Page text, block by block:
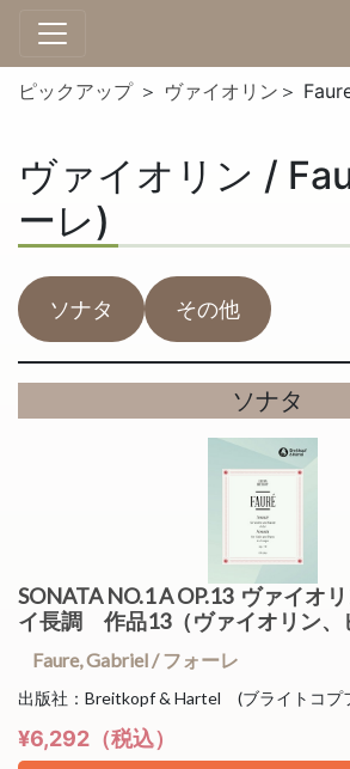
ピックアップ ＞ ヴァイオリン ＞
ヴァイオリン /
ーレ)
ソナタ その他
ソナタ
SONATA NO.1 A OP.13 ヴァイオ
イ長調 作品13（ヴァイオリン、
Faure, Gabriel / フォーレ
出版社：Breitkopf & Hartel (ブライトコプ
¥6,292（税込）